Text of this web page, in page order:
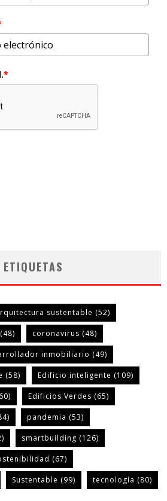
*
ETIQUETAS
sustentable (52)
(48) coronavirus (48)
inmobiliario (49)
(58) Edificio inteligente (109)
Edificios Verdes (65)
pandemia (53)
smartbuilding (126)
(67)
Sustentable (99) tecnología (80)